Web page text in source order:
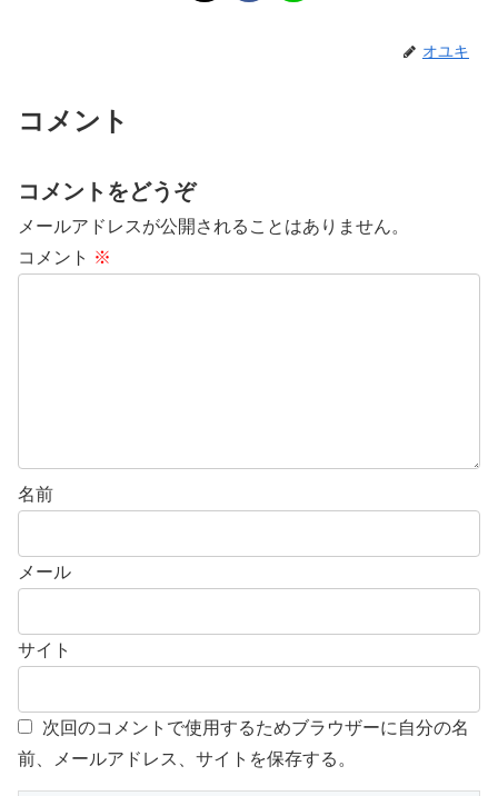
オユキ
コメント
コメントをどうぞ
メールアドレスが公開されることはありません。
コメント ※
名前
メール
サイト
次回のコメントで使用するためブラウザーに自分の名
前、メールアドレス、サイトを保存する。